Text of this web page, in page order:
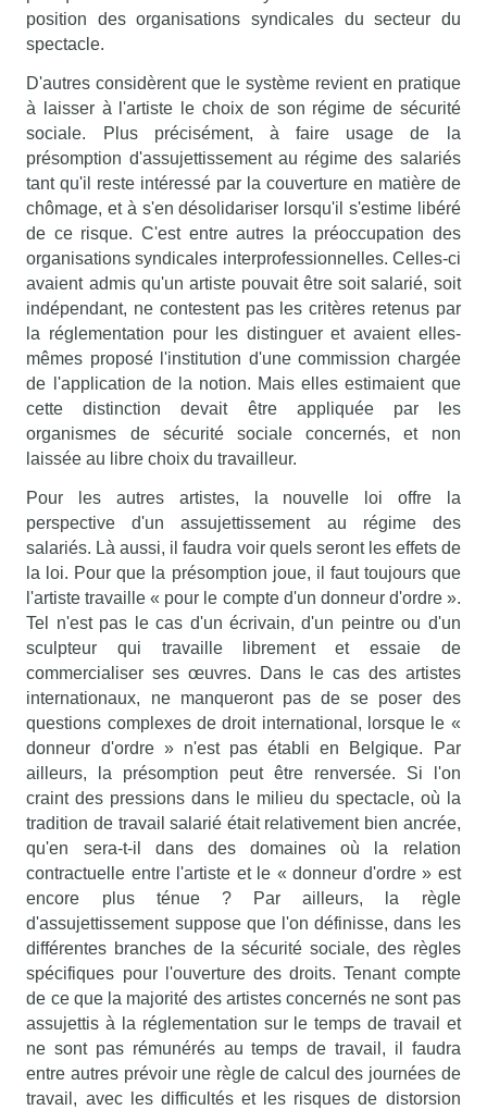
position des organisations syndicales du secteur du
spectacle.
D'autres considèrent que le système revient en pratique
à laisser à l'artiste le choix de son régime de sécurité
sociale. Plus précisément, à faire usage de la
présomption d'assujettissement au régime des salariés
tant qu'il reste intéressé par la couverture en matière de
chômage, et à s'en désolidariser lorsqu'il s'estime libéré
de ce risque. C'est entre autres la préoccupation des
organisations syndicales interprofessionnelles. Celles-ci
avaient admis qu'un artiste pouvait être soit salarié, soit
indépendant, ne contestent pas les critères retenus par
la réglementation pour les distinguer et avaient elles-
mêmes proposé l'institution d'une commission chargée
de l'application de la notion. Mais elles estimaient que
cette distinction devait être appliquée par les
organismes de sécurité sociale concernés, et non
laissée au libre choix du travailleur.
Pour les autres artistes, la nouvelle loi offre la
perspective d'un assujettissement au régime des
salariés. Là aussi, il faudra voir quels seront les effets de
la loi. Pour que la présomption joue, il faut toujours que
l'artiste travaille « pour le compte d'un donneur d'ordre ».
Tel n'est pas le cas d'un écrivain, d'un peintre ou d'un
sculpteur qui travaille librement et essaie de
commercialiser ses œuvres. Dans le cas des artistes
internationaux, ne manqueront pas de se poser des
questions complexes de droit international, lorsque le «
donneur d'ordre » n'est pas établi en Belgique. Par
ailleurs, la présomption peut être renversée. Si l'on
craint des pressions dans le milieu du spectacle, où la
tradition de travail salarié était relativement bien ancrée,
qu'en sera-t-il dans des domaines où la relation
contractuelle entre l'artiste et le « donneur d'ordre » est
encore plus ténue ? Par ailleurs, la règle
d'assujettissement suppose que l'on définisse, dans les
différentes branches de la sécurité sociale, des règles
spécifiques pour l'ouverture des droits. Tenant compte
de ce que la majorité des artistes concernés ne sont pas
assujettis à la réglementation sur le temps de travail et
ne sont pas rémunérés au temps de travail, il faudra
entre autres prévoir une règle de calcul des journées de
travail, avec les difficultés et les risques de distorsion